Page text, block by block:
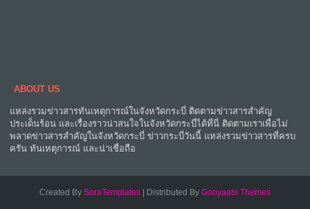
ABOUT US
แหล่งรวมข่าวสารทันเหตุการณ์ในจังหวัดกระบี่ ติดตามข่าวสารสำคัญ
ประเด็นร้อน และเรื่องราวน่าสนใจในจังหวัดกระบี่ได้ที่นี่ ติดตามเราเพื่อไม่
พลาดข่าวสารสำคัญในจังหวัดกระบี่ ข่าวกระบี่วันนี้ แหล่งรวมข่าวสารที่ครบ
ครัน ทันเหตุการณ์ และน่าเชื่อถือ
Created By SoraTemplates | Distributed By Gooyaabi Themes